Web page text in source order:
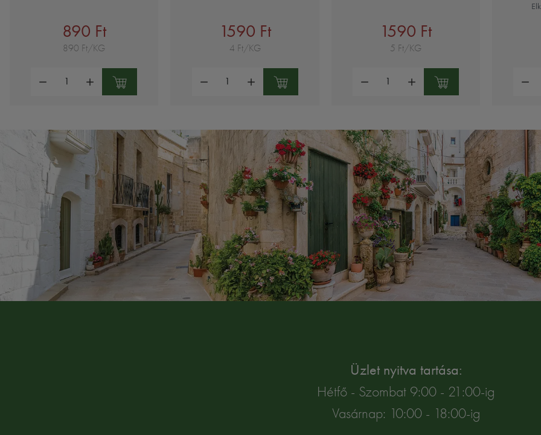
890 Ft
890 Ft/KG
1590 Ft
4 Ft/KG
1590 Ft
5 Ft/KG
Üzlet nyitva tartása:
Hétfő - Szombat 9:00 - 21:00-ig
Vasárnap: 10:00 - 18:00-ig